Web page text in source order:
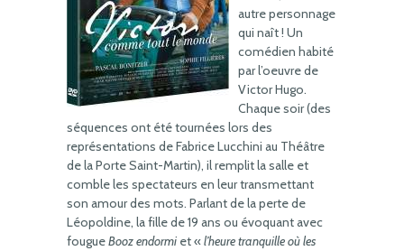
autre personnage
qui naît ! Un
comédien habité
par l’oeuvre de
Victor Hugo.
Chaque soir (des
séquences ont été tournées lors des
représentations de Fabrice Lucchini au Théâtre
de la Porte Saint-Martin), il remplit la salle et
comble les spectateurs en leur transmettant
son amour des mots. Parlant de la perte de
Léopoldine, la fille de 19 ans ou évoquant avec
fougueBooz endormi et «l’heure tranquille où les